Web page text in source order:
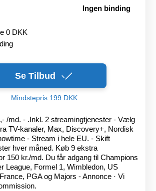
Ingen binding
0 DKK
Se Tilbud
Mindstepris 199 DKK
/md. - .Inkl. 2 streamingtjenester - Vælg
TV-kanaler, Max, Discovery+, Nordisk
- Stream i hele EU. - Skift
hver måned. Køb 9 ekstra
150 kr./md. Du får adgang til Champions
League, Formel 1, Wimbledon, US
PGA og Majors - Annonce · Vi